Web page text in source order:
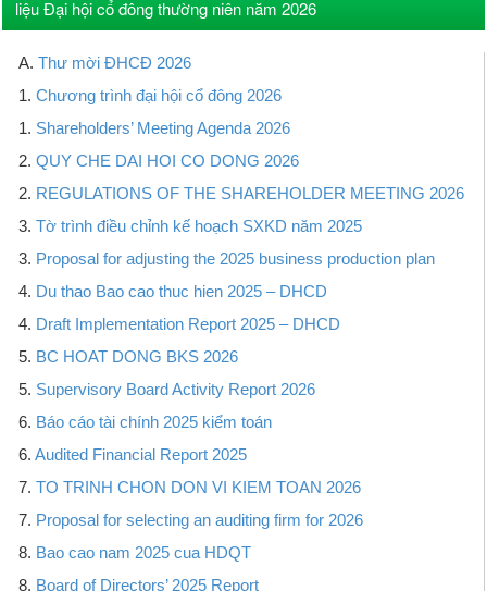
liệu Đại hội cổ đông thường niên năm 2026
A. Thư mời ĐHCĐ 2026
1. Chương trình đại hội cổ đông 2026
1. Shareholders’ Meeting Agenda 2026
2. QUY CHE DAI HOI CO DONG 2026
2. REGULATIONS OF THE SHAREHOLDER MEETING 2026
3. Tờ trình điều chỉnh kế hoạch SXKD năm 2025
3. Proposal for adjusting the 2025 business production plan
4. Du thao Bao cao thuc hien 2025 – DHCD
4. Draft Implementation Report 2025 – DHCD
5. BC HOAT DONG BKS 2026
5. Supervisory Board Activity Report 2026
6. Báo cáo tài chính 2025 kiểm toán
6. Audited Financial Report 2025
7. TO TRINH CHON DON VI KIEM TOAN 2026
7. Proposal for selecting an auditing firm for 2026
8. Bao cao nam 2025 cua HDQT
8. Board of Directors’ 2025 Report